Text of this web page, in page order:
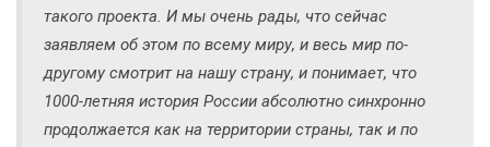
такого проекта. И мы очень рады, что сейчас
заявляем об этом по всему миру, и весь мир по-
другому смотрит на нашу страну, и понимает, что
1000-летняя история России абсолютно синхронно
продолжается как на территории страны, так и по